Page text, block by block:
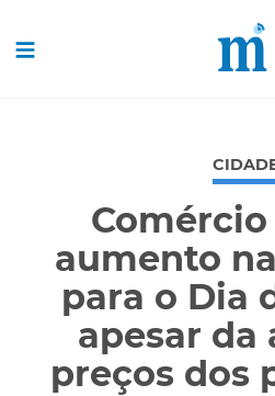
aumento
para o Dia
apesar da
preços dos